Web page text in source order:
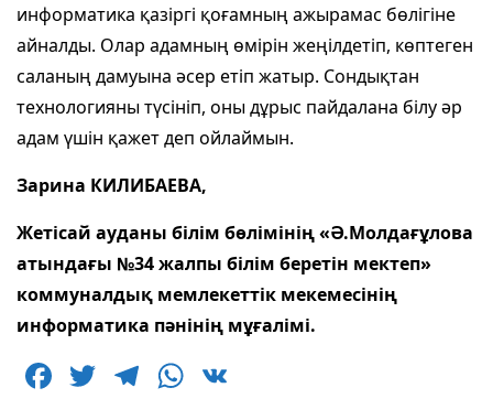
информатика қазіргі қоғамның ажырамас бөлігіне
айналды. Олар адамның өмірін жеңілдетіп, көптеген
саланың дамуына әсер етіп жатыр. Сондықтан
технологияны түсініп, оны дұрыс пайдалана білу әр
адам үшін қажет деп ойлаймын.
Зарина КИЛИБАЕВА,
Жетісай ауданы білім бөлімінің «Ә.Молдағұлова
атындағы №34 жалпы білім беретін мектеп»
коммуналдық мемлекеттік мекемесінің
информатика пәнінің мұғалімі.
F T T W